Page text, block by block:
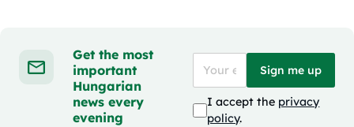
Get the most
important
Hungarian
news every
evening
Sign me up
I accept the privacy
policy.